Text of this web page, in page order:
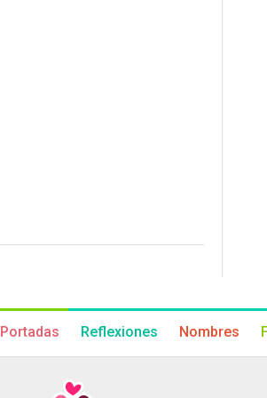
Portadas Reflexiones Nombres